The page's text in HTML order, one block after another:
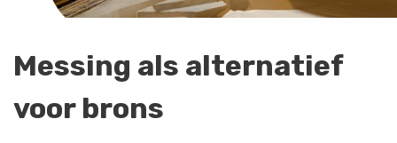
Messing als alternatief
voor brons